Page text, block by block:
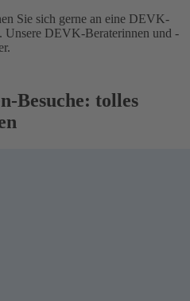
Sie sich gerne an eine DEVK-
Unsere DEVK-Beraterinnen und -
Besuche: tolles